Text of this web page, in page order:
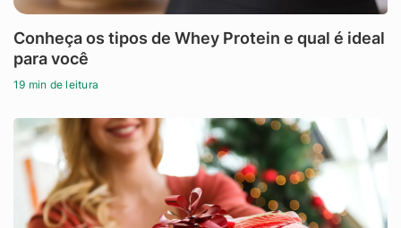
Conheça os tipos de Whey Protein e qual é ideal
para você
19 min de leitura